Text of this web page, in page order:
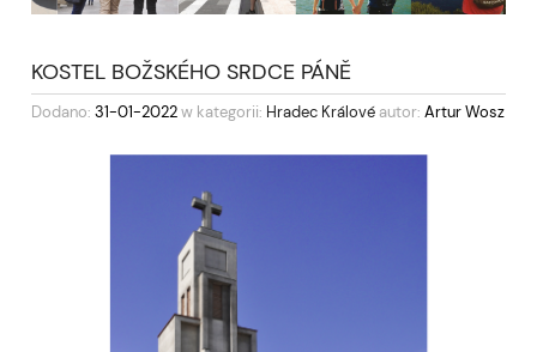
KOSTEL BOŽSKÉHO SRDCE PÁNĚ
Dodano: 31-01-2022w kategorii: Hradec Králové autor: Artur Wosz